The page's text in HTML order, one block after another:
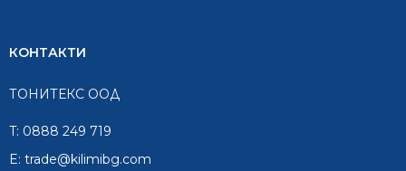
КОНТАКТИ
ТОНИТЕКС ООД
T: 0888 249 719
E: trade@kilimibg.com